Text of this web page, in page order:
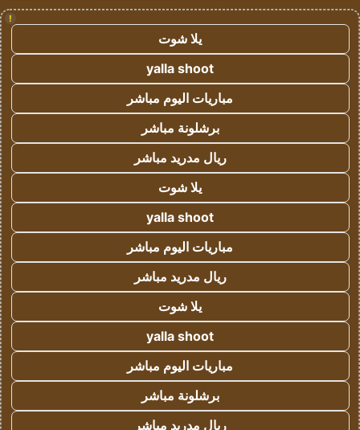
!
يلا شوت
yalla shoot
مباريات اليوم مباشر
برشلونة مباشر
ريال مدريد مباشر
يلا شوت
yalla shoot
مباريات اليوم مباشر
ريال مدريد مباشر
يلا شوت
yalla shoot
مباريات اليوم مباشر
برشلونة مباشر
ريال مدريد مباشر